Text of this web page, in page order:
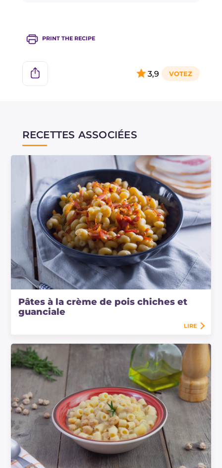
PRINT THE RECIPE
3,9
RECETTES ASSOCIÉES
Pâtes à la crème de pois chiches et
guanciale
LIRE